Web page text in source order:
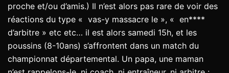
proche et/ou d’amis.) Il n’est alors pas rare de voir des
réactions du type « vas-y massacre le », « en****
d’arbitre » etc etc… il est alors samedi 15h, et les
poussins (8-10ans) s’affrontent dans un match du
championnat départemental. Un papa, une maman